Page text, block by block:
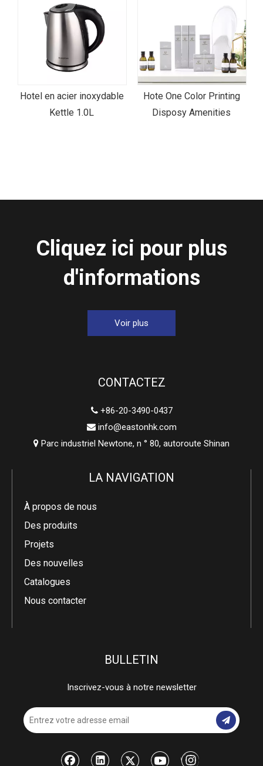
Hotel en acier inoxydable
Kettle 1.0L
Hote One Color Printing
Disposy Amenities
Cliquez ici pour plus
d'informations
Voir plus
CONTACTEZ
+86-20-3490-0437
 info@eastonhk.com
 Parc industriel Newtone, n ° 80, autoroute Shinan
LA NAVIGATION
À propos de nous
Des produits
Projets
Des nouvelles
Catalogues
Nous contacter
BULLETIN
Inscrivez-vous à notre newsletter